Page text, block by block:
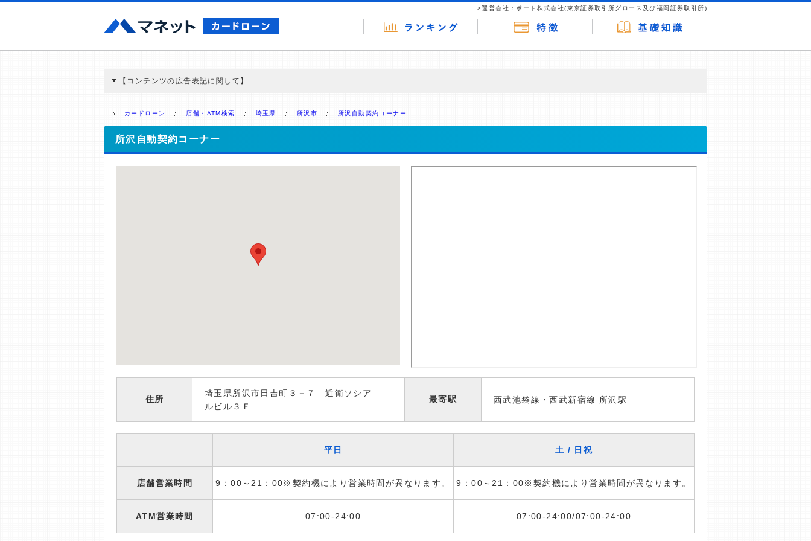
>運営会社：ポート株式会社(東京証券取引所グロース及び福岡証券取引所)
【コンテンツの広告表記に関して】
ミ収集などに基づき、公平性を担保した情報提供を行っています。
>提携企業一覧
カードローン 店舗・ATM検索 埼玉県 所沢市 所沢自動契約コーナー
所沢自動契約コーナー
住所
埼玉県所沢市日吉町３－７ 近衛ソシア
ルビル３Ｆ
最寄駅 西武池袋線・西武新宿線 所沢駅
平日 土 / 日祝
店舗営業時間 9：00～21：00※契約機により営業時間が異なります。 9：00～21：00※契約機により営業時間が異なります。
ATM営業時間 07:00-24:00 07:00-24:00/07:00-24:00